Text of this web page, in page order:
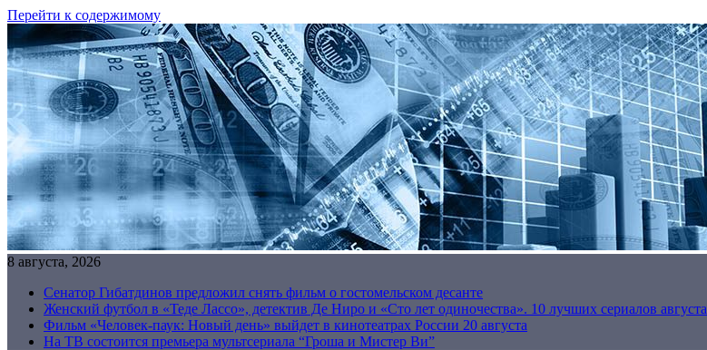
Перейти к содержимому
8 августа, 2026
Сенатор Гибатдинов предложил снять фильм о гостомельском десанте
Женский футбол в «Теде Лассо», детектив Де Ниро и «Сто лет одиночества». 10 лучших сериалов августа
Фильм «Человек-паук: Новый день» выйдет в кинотеатрах России 20 августа
На ТВ состоится премьера мультсериала “Гроша и Мистер Ви”